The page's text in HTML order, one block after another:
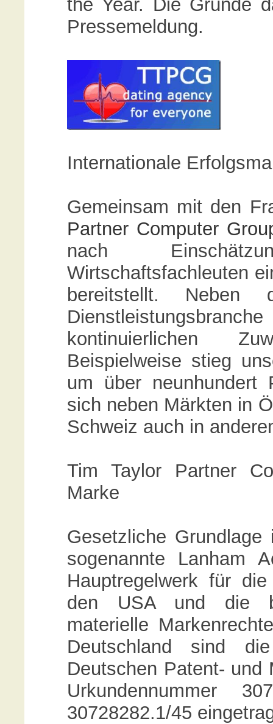
the Year. Die Gründe
Pressemeldung.
Internationale
Gemeinsam mit den
Partner Computer
nach
Wirtschaftsfachleuten
bereitstellt.
kontinuierlichen
Beispielweise stieg
um über neunhundert
sich neben Märkten in
Schweiz auch in
Tim Taylor Partner
Marke
Gesetzliche
sogenannte Lanham
Hauptregelwerk für
den USA und die
materielle
Deutschland sind
Deutschen Patent- und
Urkundennummer
30728282.1/45